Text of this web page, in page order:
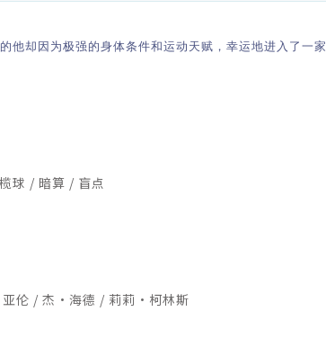
他却因为极强的身体条件和运动天赋，幸运地进入了一家
球 / 暗算 / 盲点
伦 / 杰·海德 / 莉莉·柯林斯